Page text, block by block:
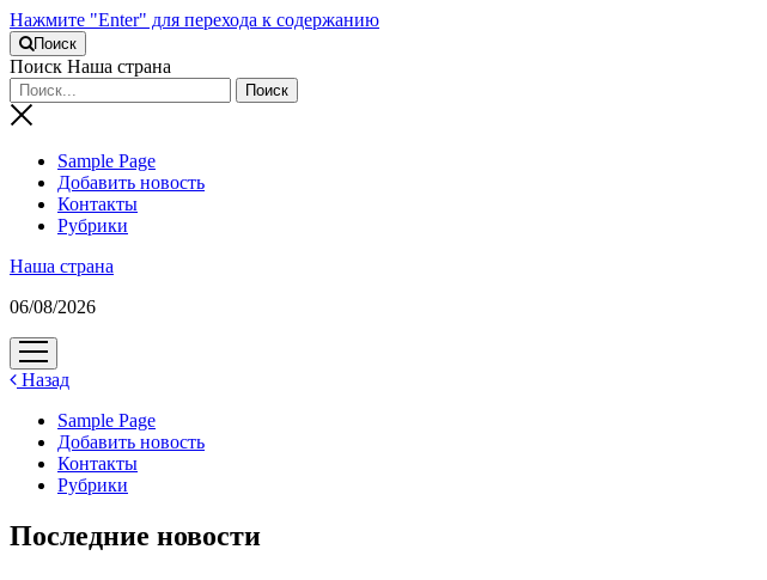
Нажмите "Enter" для перехода к содержанию
Поиск
Поиск Наша страна
Sample Page
Добавить новость
Контакты
Рубрики
Наша страна
06/08/2026
открыть
меню
Назад
Sample Page
Добавить новость
Контакты
Рубрики
Последние новости